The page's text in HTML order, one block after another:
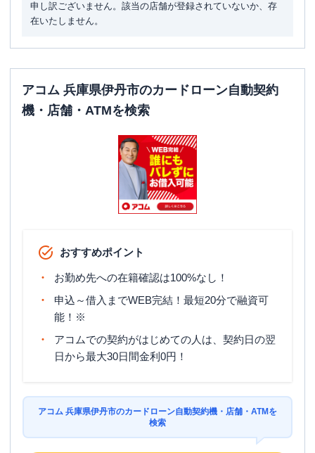
申し訳ございません。該当の店舗が登録されていないか、存
在いたしません。
アコム 兵庫県伊丹市のカードローン自動契約
機・店舗・ATMを検索
おすすめポイント
お勤め先への在籍確認は100%なし！
申込～借入までWEB完結！最短20分で融資可
能！※
アコムでの契約がはじめての人は、契約日の翌
日から最大30日間金利0円！
アコム 兵庫県伊丹市のカードローン自動契約機・店舗・ATMを
検索